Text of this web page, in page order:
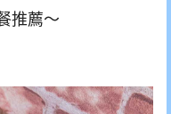
推薦～